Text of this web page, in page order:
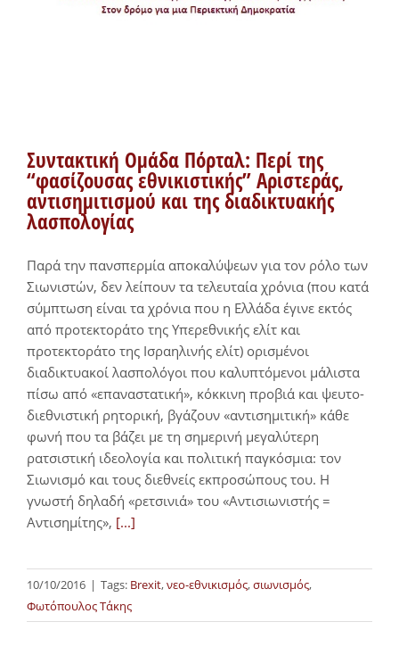
Συντακτική Ομάδα Πόρταλ: Περί της
“φασίζουσας εθνικιστικής” Αριστεράς,
αντισημιτισμού και της διαδικτυακής
λασπολογίας
Παρά την πανσπερμία αποκαλύψεων για τον ρόλο των
Σιωνιστών, δεν λείπουν τα τελευταία χρόνια (που κατά
σύμπτωση είναι τα χρόνια που η Ελλάδα έγινε εκτός
από προτεκτοράτο της Υπερεθνικής ελίτ και
προτεκτοράτο της Ισραηλινής ελίτ) ορισμένοι
διαδικτυακοί λασπολόγοι που καλυπτόμενοι μάλιστα
πίσω από «επαναστατική», κόκκινη προβιά και ψευτο-
διεθνιστική ρητορική, βγάζουν «αντισημιτική» κάθε
φωνή που τα βάζει με τη σημερινή μεγαλύτερη
ρατσιστική ιδεολογία και πολιτική παγκόσμια: τον
Σιωνισμό και τους διεθνείς εκπροσώπους του. Η
γνωστή δηλαδή «ρετσινιά» του «Αντισιωνιστής =
Αντισημίτης», [...]
10/10/2016 | Tags: Brexit,νεο-εθνικισμός,σιωνισμός,
Φωτόπουλος Τάκης